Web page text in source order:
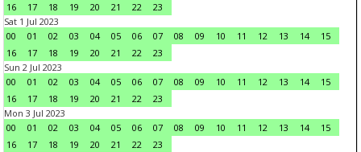
16
17 18 19 20 21 22
23
Sat 1 Jul 2023
00
01 02 03 04 05 06 07 08 09 10 11 12 13 14
15
16
17 18 19 20 21 22
23
Sun 2 Jul 2023
00
01 02 03 04 05 06 07 08 09 10 11 12 13 14
15
16
17 18 19 20 21 22
23
Mon 3 Jul 2023
00
01 02 03 04 05 06 07 08 09 10 11 12 13 14
15
16
17 18 19 20 21 22
23